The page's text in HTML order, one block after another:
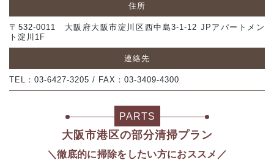
住所
〒532-0011 大阪府大阪市淀川区西中島3-1-12 JPアパートメン
ト淀川1F
連絡先
TEL：03-6427-3205 / FAX：03-3409-4300
PARTS
大阪市港区の部分清掃プラン
＼徹底的に掃除をしたい方におススメ／